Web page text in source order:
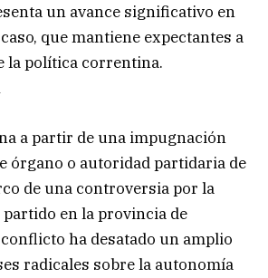
un avance significativo en
que mantiene expectantes a
la política correntina.
a partir de una impugnación
órgano o autoridad partidaria de
de una controversia por la
en la provincia de
ha desatado un amplio
radicales sobre la autonomía